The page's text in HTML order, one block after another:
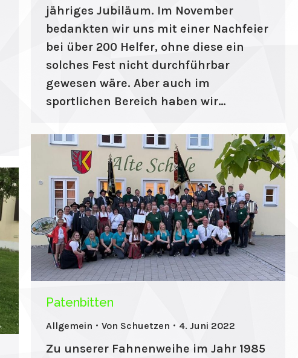
jähriges Jubiläum. Im November
bedankten wir uns mit einer Nachfeier
bei über 200 Helfer, ohne diese ein
solches Fest nicht durchführbar
gewesen wäre. Aber auch im
sportlichen Bereich haben wir…
Patenbitten
Allgemein Von Schuetzen 4. Juni 2022
Zu unserer Fahnenweihe im Jahr 1985